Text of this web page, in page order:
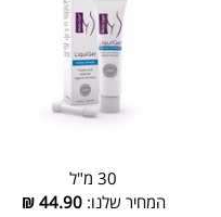
30 מ"ל
המחיר שלנו:44.90
₪